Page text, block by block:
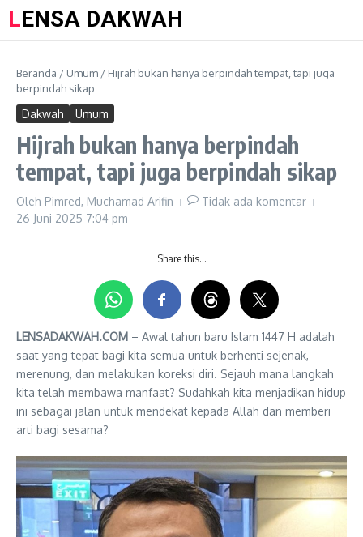
LENSA DAKWAH
Beranda / Umum / Hijrah bukan hanya berpindah tempat, tapi juga
berpindah sikap
Dakwah Umum
Hijrah bukan hanya berpindah
tempat, tapi juga berpindah sikap
Oleh Pimred, Muchamad Arifin
Tidak ada komentar
26 Juni 2025 7:04 pm
Share this…
LENSADAKWAH.COM – Awal tahun baru Islam 1447 H adalah
saat yang tepat bagi kita semua untuk berhenti sejenak,
merenung, dan melakukan koreksi diri. Sejauh mana langkah
kita telah membawa manfaat? Sudahkah kita menjadikan hidup
ini sebagai jalan untuk mendekat kepada Allah dan memberi
arti bagi sesama?